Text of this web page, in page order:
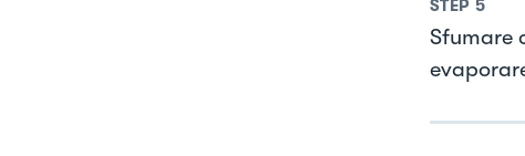
STEP 5
Sfumare